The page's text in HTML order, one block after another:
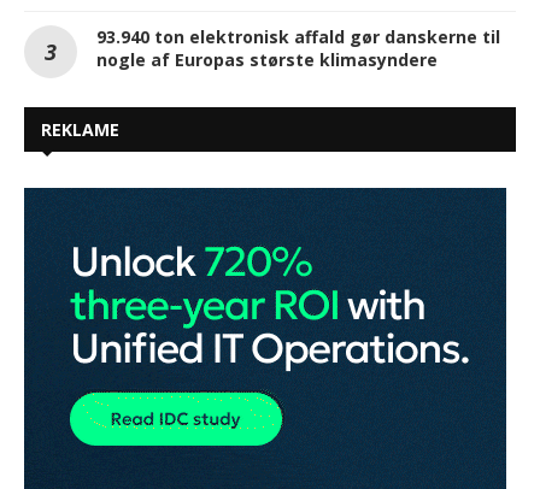
93.940 ton elektronisk affald gør danskerne til
nogle af Europas største klimasyndere
REKLAME